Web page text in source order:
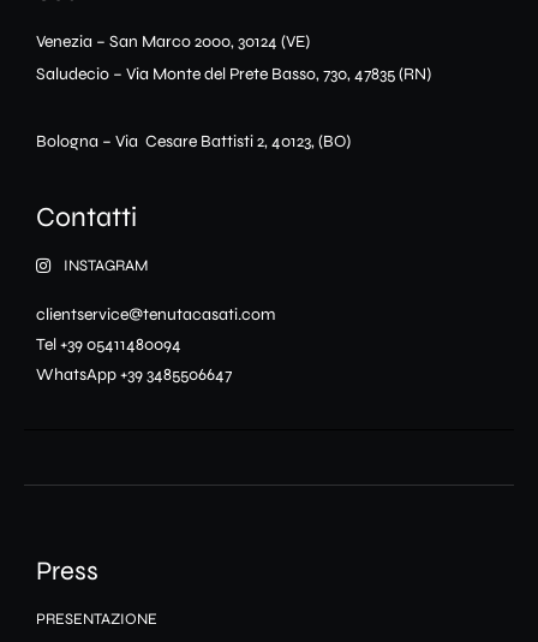
Venezia – San Marco 2000, 30124 (VE)
Saludecio – Via Monte del Prete Basso, 730, 47835 (RN)
Bologna – Via Cesare Battisti 2, 40123, (BO)
Contatti
INSTAGRAM
clientservice@tenutacasati.com
Tel +39 05411480094
WhatsApp +39 3485506647
Press
PRESENTAZIONE